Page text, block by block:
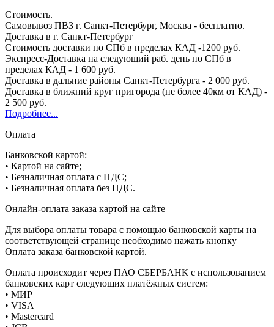
Стоимость.
Самовывоз ПВЗ г. Санкт-Петербург, Москва - бесплатно.
Доставка в г. Санкт-Петербург
Стоимость доставки по СПб в пределах КАД -1200 руб.
Экспресс-Доставка на следующий раб. день по СПб в
пределах КАД - 1 600 руб.
Доставка в дальние районы Санкт-Петербурга - 2 000 руб.
Доставка в ближний круг пригорода (не более 40км от КАД) -
2 500 руб.
Подробнее...
Оплата
Банковской картой:
• Картой на сайте;
• Безналичная оплата с НДС;
• Безналичная оплата без НДС.
Онлайн-оплата заказа картой на сайте
Для выбора оплаты товара с помощью банковской карты на
соответствующей странице необходимо нажать кнопку
Оплата заказа банковской картой.
Оплата происходит через ПАО СБЕРБАНК с использованием
банковских карт следующих платёжных систем:
• МИР
• VISA
• Mastercard